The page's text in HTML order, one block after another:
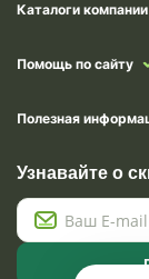
Каталоги компании
Помощь по сайту
Полезная
Узнавайте о